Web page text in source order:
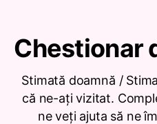
Chestionar
Stimată doamnă /
că ne-ați vizitat.
ne veți ajuta să ne